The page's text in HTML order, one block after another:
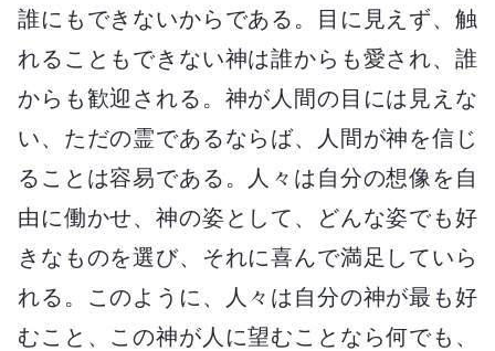
誰にもできないからである。目に見えず、触
れることもできない神は誰からも愛され、誰
からも歓迎される。神が人間の目には見えな
い、ただの霊であるならば、人間が神を信じ
ることは容易である。人々は自分の想像を自
由に働かせ、神の姿として、どんな姿でも好
きなものを選び、それに喜んで満足していら
れる。このように、人々は自分の神が最も好
むこと、この神が人に望むことなら何でも、